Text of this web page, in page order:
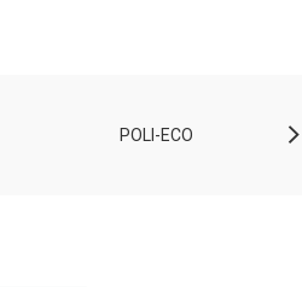
POLI-ECO